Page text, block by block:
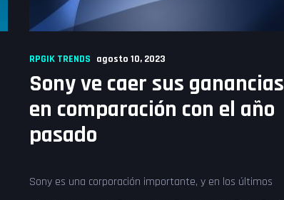
RPGIK TRENDS agosto 10, 2023
Sony ve caer sus ganancias
en comparación con el año
pasado
Sony es una corporación importante, y en los últimos